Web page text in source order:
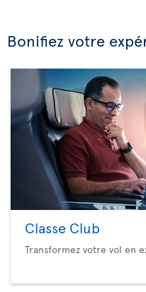
Bonifiez votre
Classe Club
Transformez votre vol en